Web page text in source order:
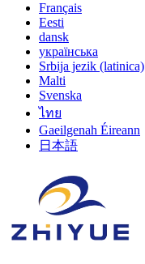
Français
Eesti
dansk
українська
Srbija jezik (latinica)
Malti
Svenska
ไทย
Gaeilgenah Éireann
日本語